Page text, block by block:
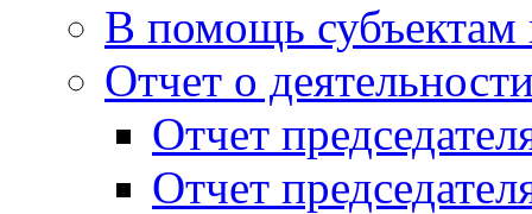
В помощь субъектам
Отчет о
Отчет
Отчет